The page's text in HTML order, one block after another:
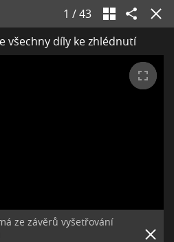
1 /43
všechny díly ke zhlédnutí
ze závěrů vyšetřování